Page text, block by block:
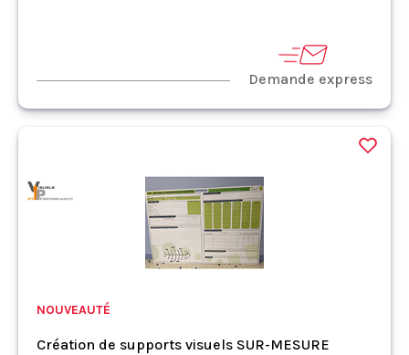
Demande express
NOUVEAUTÉ
Création de supports visuels SUR-MESURE